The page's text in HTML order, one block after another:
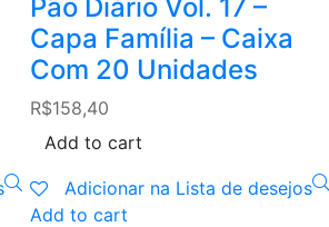
Pão Diário Vol. 17 –
Capa Família – Caixa
Com 20 Unidades
R$158,40
Add to cart
Adicionar na Lista de desejos
Add to cart